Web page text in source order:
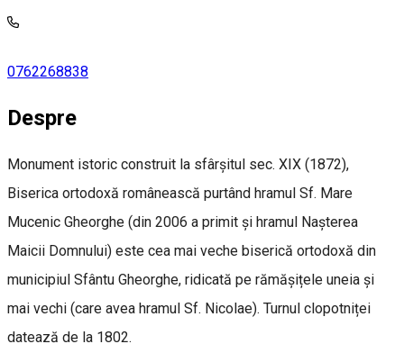
0762268838
Despre
Monument istoric construit la sfârșitul sec. XIX (1872),
Biserica ortodoxă românească purtând hramul Sf. Mare
Mucenic Gheorghe (din 2006 a primit și hramul Nașterea
Maicii Domnului) este cea mai veche biserică ortodoxă din
municipiul Sfântu Gheorghe, ridicată pe rămășițele uneia și
mai vechi (care avea hramul Sf. Nicolae). Turnul clopotniței
datează de la 1802.